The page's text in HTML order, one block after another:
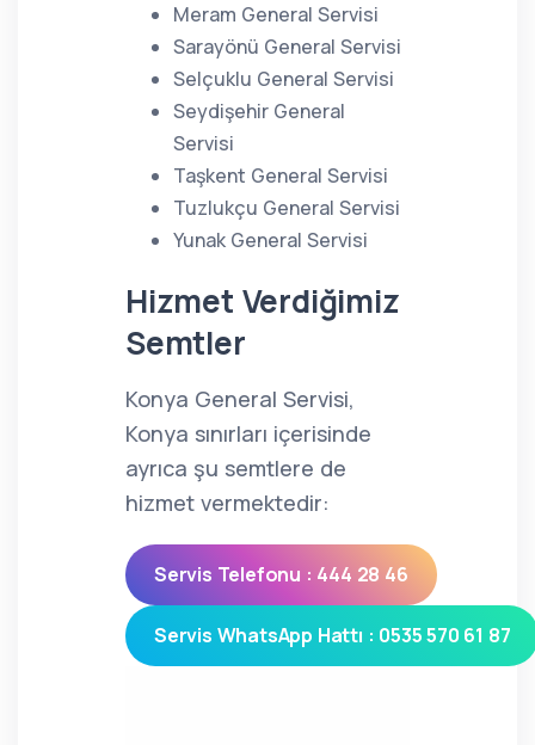
Meram General Servisi
Sarayönü General Servisi
Selçuklu General Servisi
Seydişehir General
Servisi
Taşkent General Servisi
Tuzlukçu General Servisi
Yunak General Servisi
Hizmet Verdiğimiz
Semtler
Konya General Servisi,
Konya sınırları içerisinde
ayrıca şu semtlere de
hizmet vermektedir:
Servis Telefonu : 444 28 46
Servis WhatsApp Hattı : 0535 570 61 87